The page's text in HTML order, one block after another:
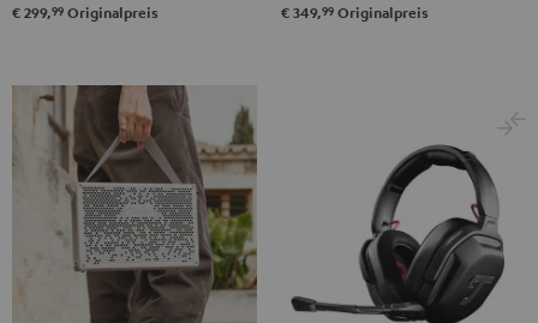
€ 299,99 Originalpreis € 349,99 Originalpreis